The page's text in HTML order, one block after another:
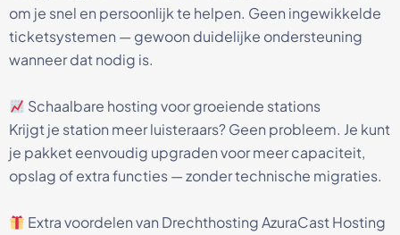
om je snel en persoonlijk te helpen. Geen ingewikkelde
ticketsystemen — gewoon duidelijke ondersteuning
wanneer dat nodig is.
Schaalbare hosting voor groeiende stations
Krijgt je station meer luisteraars? Geen probleem. Je kunt
je pakket eenvoudig upgraden voor meer capaciteit,
opslag of extra functies — zonder technische migraties.
Extra voordelen van Drechthosting AzuraCast Hosting